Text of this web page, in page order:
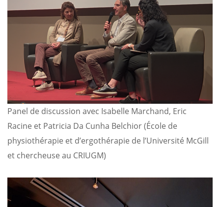
Panel de discussion avec Isabelle Marchand, Eric
Racine et Patricia Da Cunha Belchior (École de
physiothérapie et d’ergothérapie de l’Université McGill
et chercheuse au CRIUGM)